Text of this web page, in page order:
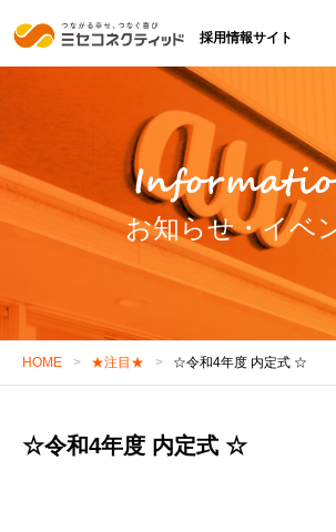
採用情報サイト
お知らせ・イベ
HOME ★注目★ ☆令和4年度 内定式 ☆
☆令和4年度 内定式 ☆